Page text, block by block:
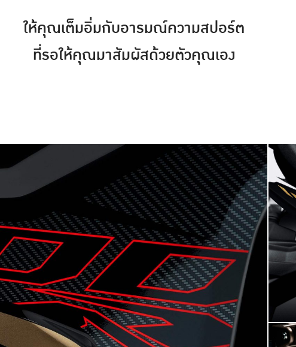
ให้คุณเต็มอิ่มกับอารมณ์ความสปอร์ต
ที่รอให้คุณมาสัมผัสด้วยตัวคุณเอง